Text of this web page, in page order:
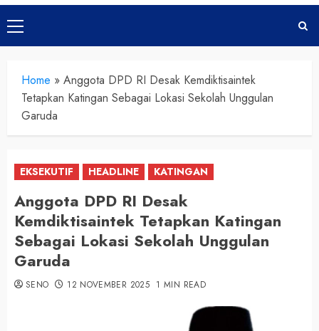
Primary
Menu
Home » Anggota DPD RI Desak Kemdiktisaintek
Tetapkan Katingan Sebagai Lokasi Sekolah Unggulan
Garuda
EKSEKUTIF HEADLINE KATINGAN
Anggota DPD RI Desak
Kemdiktisaintek Tetapkan Katingan
Sebagai Lokasi Sekolah Unggulan
Garuda
SENO 12 NOVEMBER 2025 1 MIN READ